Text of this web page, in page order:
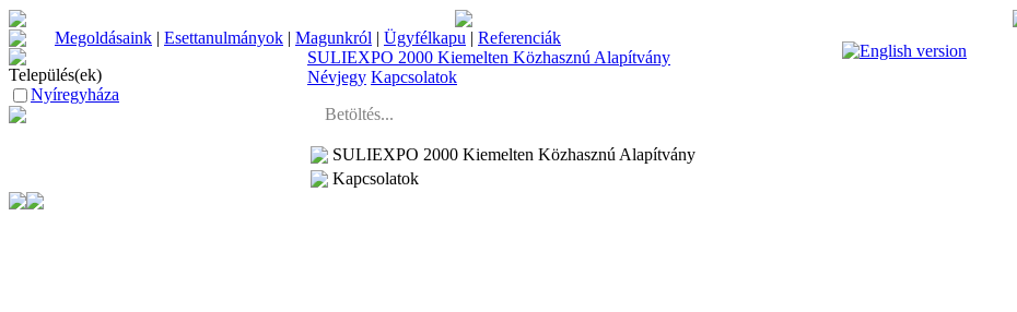
Megoldásaink | Esettanulmányok | Magunkról | Ügyfélkapu | Referenciák
Település(ek)
Nyíregyháza
SULIEXPO 2000 Kiemelten Közhasznú Alapítvány
Névjegy Kapcsolatok
Betöltés...
SULIEXPO 2000 Kiemelten Közhasznú Alapítvány
Kapcsolatok